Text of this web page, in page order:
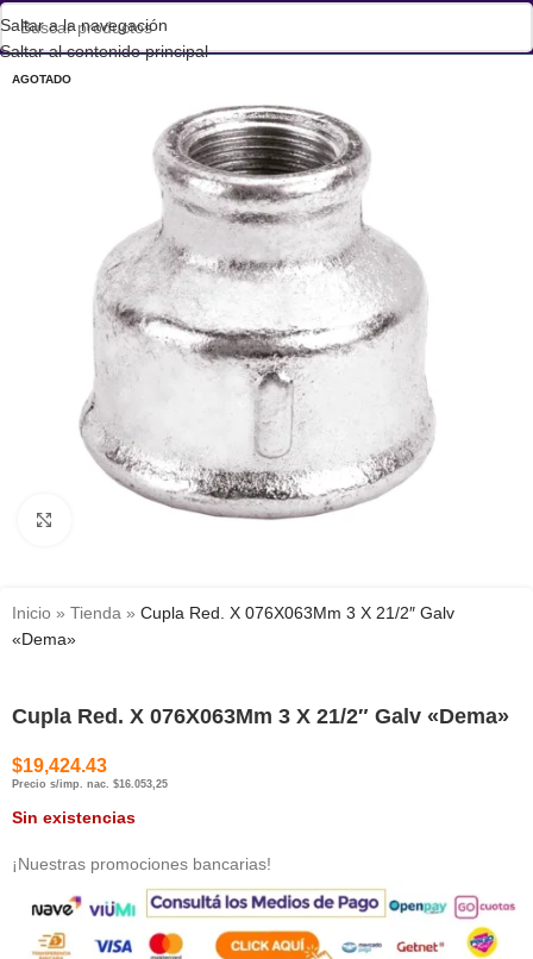
Saltar a la navegación
Saltar al contenido principal
AGOTADO
Haga clic para ampliar
Inicio » Tienda » Cupla Red. X 076X063Mm 3 X 21/2″ Galv
«Dema»
Cupla Red. X 076X063Mm 3 X 21/2″ Galv «Dema»
$19,424.43
Precio s/imp. nac. $16.053,25
Sin existencias
¡Nuestras promociones bancarias!